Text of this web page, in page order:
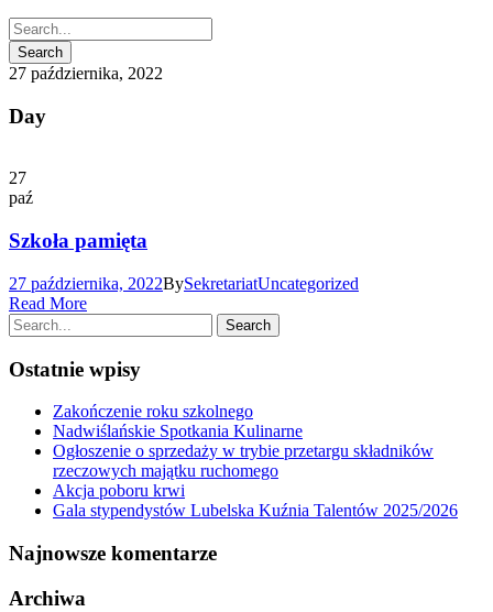
27 października, 2022
Day
27
paź
Szkoła pamięta
27 października, 2022BySekretariatUncategorized
Read More
Ostatnie wpisy
Zakończenie roku szkolnego
Nadwiślańskie Spotkania Kulinarne
Ogłoszenie o sprzedaży w trybie przetargu składników
rzeczowych majątku ruchomego
Akcja poboru krwi
Gala stypendystów Lubelska Kuźnia Talentów 2025/2026
Najnowsze komentarze
Archiwa